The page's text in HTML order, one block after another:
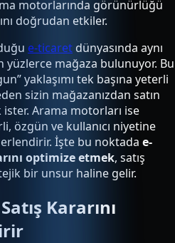
motorlarında görünürlüğü
doğrudan etkiler.
e-ticaret dünyasında aynı
mağaza bulunuyor. Bu
yaklaşımı tek başına yeterli
sizin mağazanızdan satın
Arama motorları ise
özgün ve kullanıcı niyetine
İşte bu noktada e-
optimize etmek, satış
bir unsur haline gelir.
Kararını